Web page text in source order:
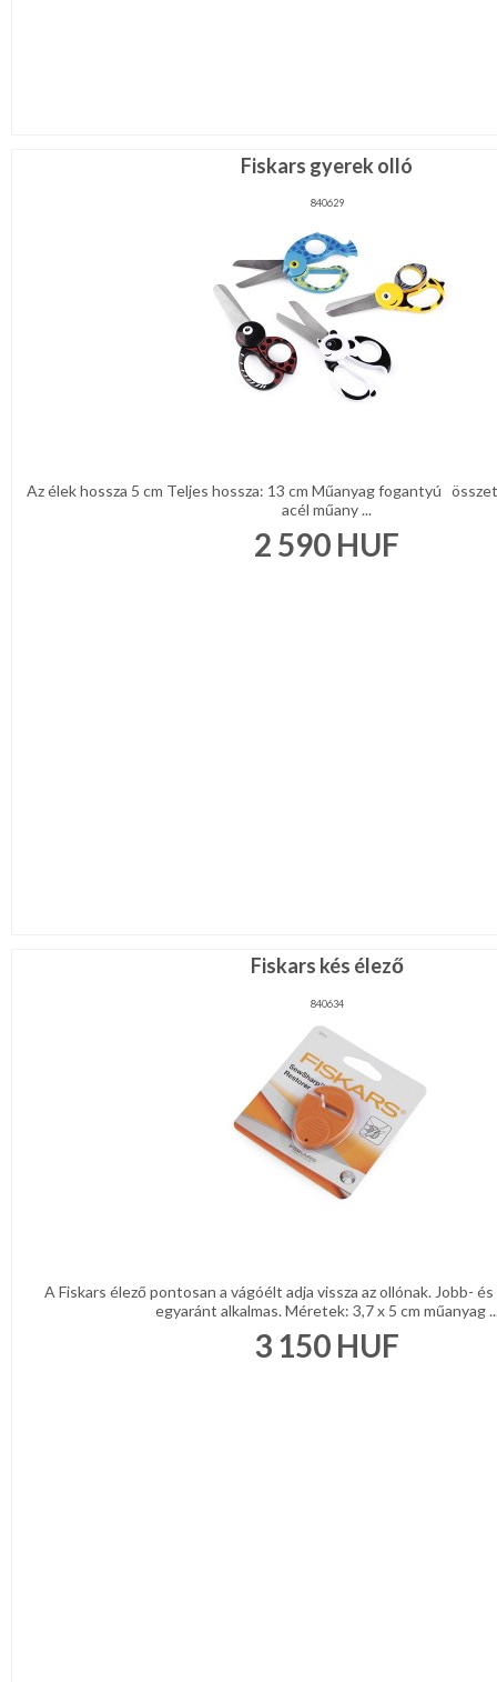
Fiskars gyerek olló
840629
Az élek hossza 5 cm Teljes hossza: 13 cm Műanyag fogantyú
acél műany ...
2 590 HUF
Fiskars kés élező
840634
A Fiskars élező pontosan a vágóélt adja vissza az ollónak. Jobb-
egyaránt alkalmas. Méretek: 3,7 x 5 cm műanyag
3 150 HUF